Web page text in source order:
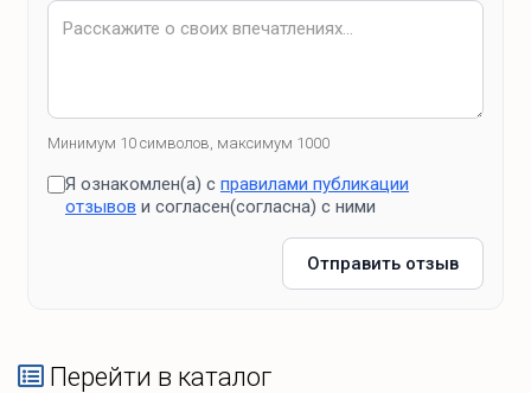
Минимум 10 символов, максимум 1000
Я ознакомлен(а) с правилами публикации
отзывов и согласен(согласна) с ними
Отправить отзыв
Перейти в каталог